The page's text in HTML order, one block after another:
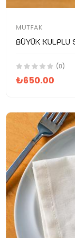
MUTFAK
Büyük Kulplu
(0)
₺650.00